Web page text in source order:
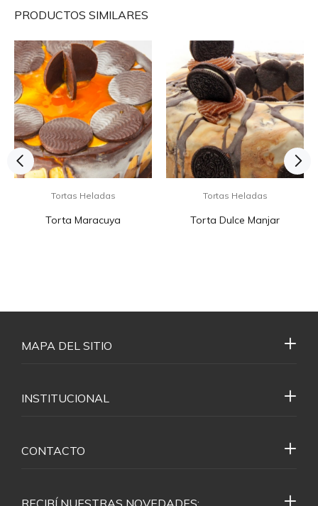
PRODUCTOS SIMILARES
Tortas Heladas
Torta Maracuya
Tortas Heladas
Torta Dulce Manjar
RECIBÍ NUESTRAS NOVEDADES:
MAPA DEL SITIO
INSTITUCIONAL
CONTACTO